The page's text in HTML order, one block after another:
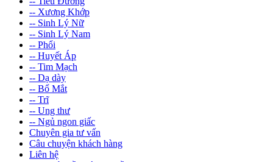
-- Xương Khớp
-- Sinh Lý Nữ
-- Sinh Lý Nam
-- Phổi
-- Huyết Áp
-- Tim Mạch
-- Dạ dày
-- Bổ Mắt
-- Trĩ
-- Ung thư
-- Ngủ ngon giấc
Chuyên gia tư vấn
Câu chuyện khách hàng
Liên hệ